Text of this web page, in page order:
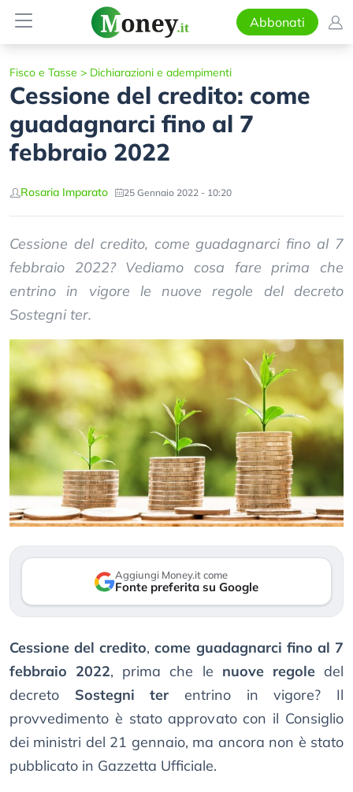
Abbonati
Fisco e Tasse > Dichiarazioni e adempimenti
Cessione del credito: come
guadagnarci fino al 7
febbraio 2022
Rosaria Imparato 25 Gennaio 2022 - 10:20
Cessione del credito, come guadagnarci fino al 7
febbraio 2022? Vediamo cosa fare prima che
entrino in vigore le nuove regole del decreto
Sostegni ter.
Aggiungi Money.it come
Fonte preferita su Google
Cessione del credito,come guadagnarci fino al 7
febbraio 2022, prima che le nuove regoledel
decreto Sostegni ter entrino in vigore? Il
provvedimento è stato approvato con il Consiglio
dei ministri del 21 gennaio, ma ancora non è stato
pubblicato in Gazzetta Ufficiale.